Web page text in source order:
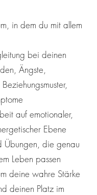
in dem du mit allem
bei deinen
Ängste,
auf emotionaler,
Ebene
Übungen, die genau
Leben passen
deine wahre Stärke
deinen Platz im